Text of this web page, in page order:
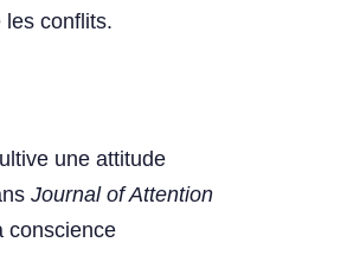
les conflits.
une attitude
Journal of Attention
conscience